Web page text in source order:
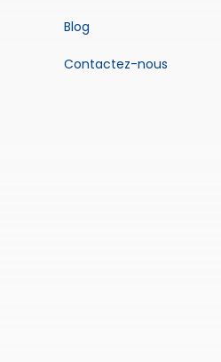
Blog
Contactez-nous